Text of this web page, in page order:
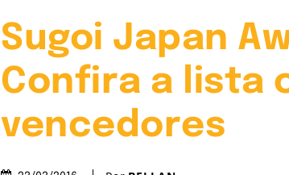
Sugoi Japan
Confira a lista
vencedores